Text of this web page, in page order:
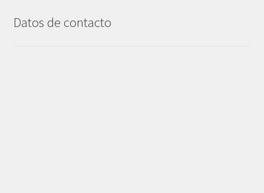
Datos de contacto